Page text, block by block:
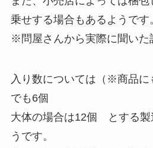
乗せする場合もあるようです
※問屋さんから実際に聞いた
入り数については（※商品に
でも6個
大体の場合は12個 とする製
うです。